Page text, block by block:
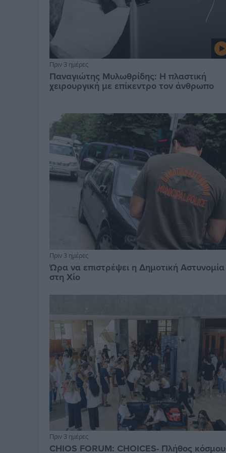
Πριν 3 ημέρες
Παναγιώτης Μυλωθρίδης: Η πλαστική
χειρουργική με επίκεντρο τον άνθρωπο
Πριν 3 ημέρες
Ώρα να επιστρέψει η Δημοτική Αστυνομία
στη Χίο
Πριν 3 ημέρες
CHIOS FORUM: CHOICES- Πλήθος κόσμου